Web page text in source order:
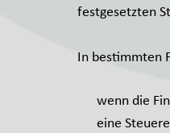
festgesetzten
In bestimmten
wenn die
eine